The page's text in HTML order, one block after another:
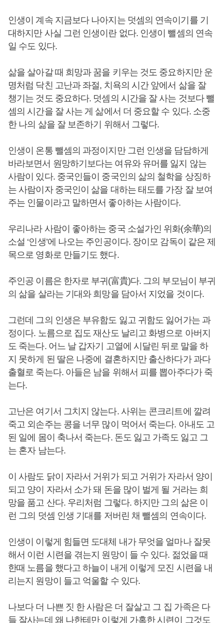
인생이 계속 지금보다 나아지는 덧셈의 연속이기를 기
대하지만 사실 그런 인생이란 없다. 인생이 뺄셈의 연속
일 수도 있다.
삶을 살아갈 때 희망과 꿈을 키우는 것도 중요하지만 운
명처럼 닥친 고난과 좌절, 치욕의 시간 앞에서 삶을 잘
챙기는 것도 중요하다. 덧셈의 시간을 잘 사는 것보다 뺄
셈의 시간을 잘 사는 게 삶에서 더 중요할 수 있다. 소중
한 나의 삶을 잘 보존하기 위해서 그렇다.
인생이 온통 뺄셈의 과정이지만 그런 인생을 담담하게
바라보면서 원망하기보다는 여유와 유머를 잃지 않는
사람이 있다. 중국인들이 중국인의 삶의 철학을 상징하
는 사람이자 중국인이 삶을 대하는 태도를 가장 잘 보여
주는 인물이라고 말하면서 좋아하는 사람이다.
우리나라 사람이 좋아하는 중국 소설가인 위화(余華)의
소설 ‘인생’에 나오는 주인공이다. 장이모 감독이 같은 제
목으로 영화로 만들기도 했다.
주인공 이름은 한자로 부귀(富貴)다. 그의 부모님이 부귀
의 삶을 살라는 기대와 희망을 담아서 지었을 것이다.
그런데 그의 인생은 부유함도 잃고 귀함도 잃어가는 과
정이다. 노름으로 집도 재산도 날리고 화병으로 아버지
도 죽는다. 어느 날 갑자기 고열에 시달린 뒤로 말을 하
지 못하게 된 딸은 나중에 결혼하지만 출산하다가 과다
출혈로 죽는다. 아들은 남을 위해서 피를 뽑아주다가 죽
는다.
고난은 여기서 그치지 않는다. 사위는 콘크리트에 깔려
죽고 외손주는 콩을 너무 많이 먹어서 죽는다. 아내도 고
된 일에 몸이 축나서 죽는다. 돈도 잃고 가족도 잃고 그
는 혼자 남는다.
이 사람도 닭이 자라서 거위가 되고 거위가 자라서 양이
되고 양이 자라서 소가 돼 돈을 많이 벌게 될 거라는 희
망을 품고 산다. 우리처럼 그렇다. 하지만 그의 삶은 이
런 그의 덧셈 인생 기대를 저버린 채 뺄셈의 연속이다.
인생이 이렇게 힘들면 도대체 내가 무엇을 얼마나 잘못
해서 이런 시련을 겪는지 원망이 들 수 있다. 젊었을 때
한때 노름을 했다고 하늘이 내게 이렇게 모진 시련을 내
리는지 원망이 들고 억울할 수 있다.
나보다 더 나쁜 짓 한 사람은 더 잘살고 그 집 가족은 다
들 잘사는데 왜 나한테만 이렇게 가혹한 시련이 그것도